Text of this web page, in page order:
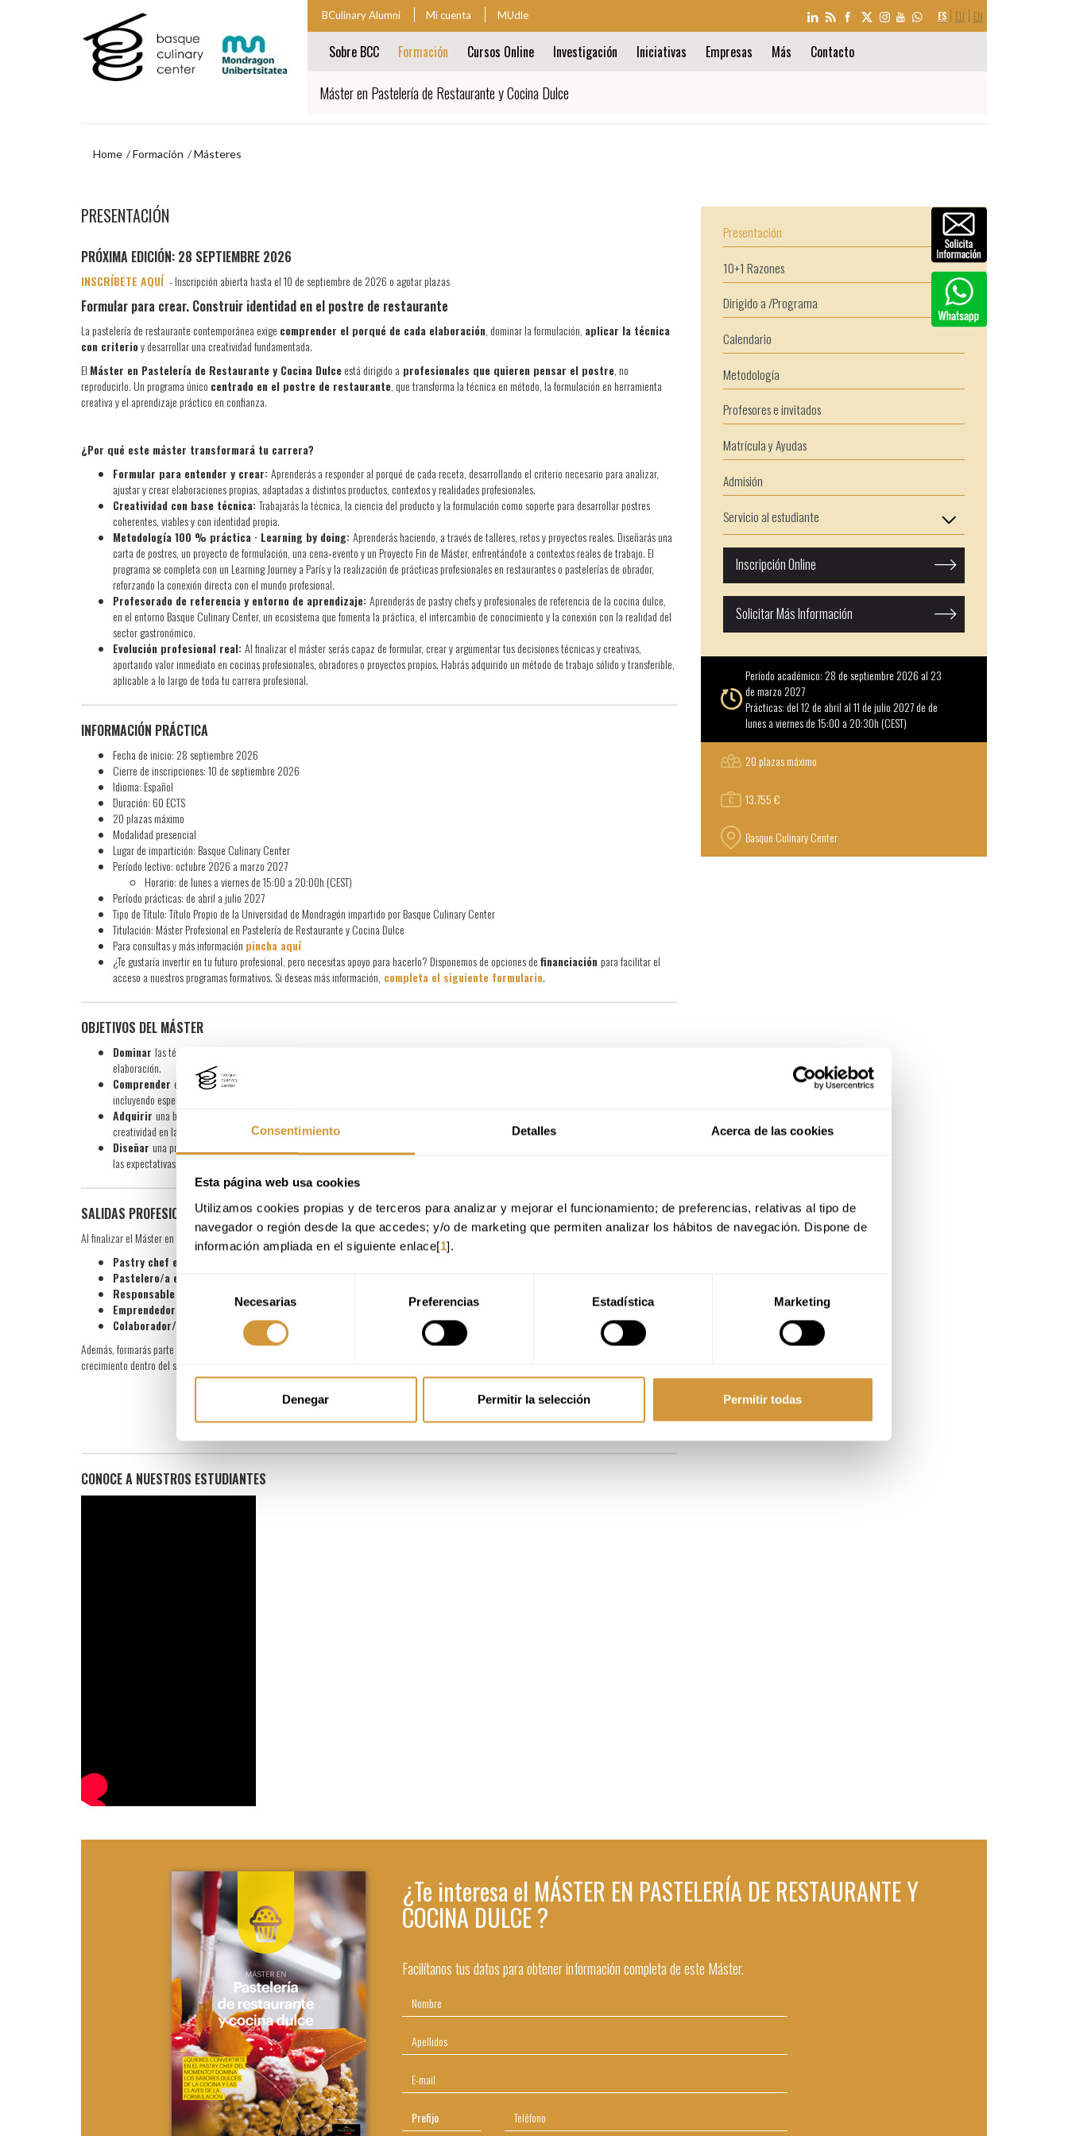
Consentimiento Detalles Acerca de las cookies
Esta página web usa cookies
Utilizamos cookies propias y de terceros para analizar y mejorar el funcionamiento; de preferencias, relativas al tipo de
navegador o región desde la que accedes; y/o de marketing que permiten analizar los hábitos de navegación. Dispone de
información ampliada en el siguiente enlace[1].
Selección
consentimiento
Necesarias Preferencias Estadística Marketing
Denegar Permitir la selección Permitir todas
SELECCIÓN
DE
ES EU EN
BCulinary Alumni Mi cuenta MUdle
principal
Sobre BCC Formación Cursos Online Investigación Iniciativas Empresas Más
Contacto
de
Máster en Pastelería de Restaurante y Cocina Dulce
Home Formación Másteres
menú
navegación
PRESENTACIÓN
PRÓXIMA EDICIÓN: 28 SEPTIEMBRE 2026
INSCRÍBETE AQUÍ - Inscripción abierta hasta el 10 de septiembre de 2026 o agotar plazas
Formular para crear. Construir identidad en el postre de restaurante
La pastelería de restaurante contemporánea exige comprender el porqué de cada elaboración, dominar la formulación, aplicar la técnica
con criterioy desarrollar una creatividad fundamentada.
El Máster en Pastelería de Restaurante y Cocina Dulce está dirigido a profesionales que quieren pensar el postre, no
reproducirlo. Un programa único centrado en el postre de restaurante, que transforma la técnica en método, la formulación en herramienta
creativa y el aprendizaje práctico en confianza.
¿Por qué este máster transformará tu carrera?
Formular para entender y crear: Aprenderás a responder al porqué de cada receta, desarrollando el criterio necesario para analizar,
ajustar y crear elaboraciones propias, adaptadas a distintos productos, contextos y realidades profesionales.
Creatividad con base técnica:Trabajarás la técnica, la ciencia del producto y la formulación como soporte para desarrollar postres
coherentes, viables y con identidad propia.
Metodología 100 % práctica · Learning by doing: Aprenderás haciendo, a través de talleres, retos y proyectos reales. Diseñarás una
carta de postres, un proyecto de formulación, una cena‑evento y un Proyecto Fin de Máster, enfrentándote a contextos reales de trabajo. El
programa se completa con un Learning Journey a París y la realización de prácticas profesionales en restaurantes o pastelerías de obrador,
reforzando la conexión directa con el mundo profesional.
Profesorado de referencia y entorno de aprendizaje: Aprenderás de pastry chefs y profesionales de referencia de la cocina dulce,
en el entorno Basque Culinary Center, un ecosistema que fomenta la práctica, el intercambio de conocimiento y la conexión con la realidad del
sector gastronómico.
Evolución profesional real: Al finalizar el máster serás capaz de formular, crear y argumentar tus decisiones técnicas y creativas,
aportando valor inmediato en cocinas profesionales, obradores o proyectos propios. Habrás adquirido un método de trabajo sólido y transferible,
aplicable a lo largo de toda tu carrera profesional.
INFORMACIÓN PRÁCTICA
Fecha de inicio: 28 septiembre 2026
Cierre de inscripciones: 10 de septiembre 2026
Idioma: Español
Duración: 60 ECTS
20 plazas máximo
Modalidad presencial
Lugar de impartición: Basque Culinary Center
Período lectivo: octubre 2026 a marzo 2027
Horario: de lunes a viernes de 15:00 a 20:00h (CEST)
Período prácticas: de abril a julio 2027
Tipo de Título: Título Propio de la Universidad de Mondragón impartido por Basque Culinary Center
Titulación: Máster Profesional en Pastelería de Restaurante y Cocina Dulce
Para consultas y más información pincha aquí
¿Te gustaría invertir en tu futuro profesional, pero necesitas apoyo para hacerlo? Disponemos de opciones definanciación para facilitar el
acceso a nuestros programas formativos. Si deseas más información, completa el siguiente formulario.
OBJETIVOS DEL MÁSTER
Dominar las técnicas tradicionales y de vanguardia aplicadas a la pastelería de restaurante, combinando creatividad y precisión en cada
elaboración.
Comprender en profundidad las materias primas y sus derivados, explorando sus propiedades, maridajes y aplicaciones innovadoras,
incluyendo especias, flores y otros ingredientes.
Adquirir una base sólida en formulación, entendiendo la interacción entre ingredientes y técnicas, y aplicar procesos de innovación y
creatividad en la cocina dulce.
Diseñar una propuesta propia de pastelería, creando una carta de elaboraciones dulces alineada con las exigencias de la gastronomía actual y
las expectativas del comensal.
SALIDAS PROFESIONALES
Al finalizar el Máster en Pastelería de Restaurante y Cocina Dulce podrás desarrollarte como:
Pastry chef en restauración gastronómic
Pastelero/a en obrador
Responsable de postres o jefe/a de partida dulce
Emprendedor/a
en proyectos propios de pastelería o cocina dulce.
Colaborador/a en proyectos de desarrollo e innovación
en cocina dulce.
Además, formarás parte del
ecosistema Basque Culinary Center
, una red profesional que impulsa oportunidades, aprendizaje continuo y
crecimiento dentro del sector gastronómico.
CONOCE A NUESTROS ESTUDIANTES
Presentación
10+1 Razones
Dirigido a /Programa
Calendario
Metodología
Profesores e invitados
Matrícula y Ayudas
Admisión
Servicio al estudiante
Inscripción Online
Solicitar Más Información
Período académico: 28 de septiembre 2026 al 23
de marzo 2027
Prácticas: del 12 de abril al 11 de julio 2027 de de
lunes a viernes de 15:00 a 20:30h (CEST)
20 plazas máximo
13.755 €
Basque Culinary Center
¿Te interesa el MÁSTER EN PASTELERÍA DE RESTAURANTE Y
COCINA DULCE ?
Facilítanos tus datos para obtener información completa de este Máster.